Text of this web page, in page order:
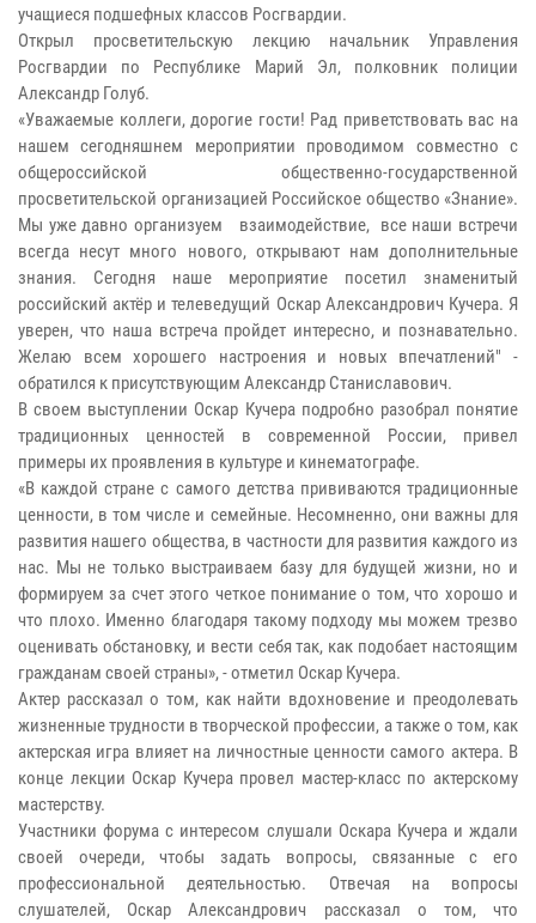
учащиеся подшефных классов Росгвардии.
Открыл просветительскую лекцию начальник Управления
Росгвардии по Республике Марий Эл, полковник полиции
Александр Голуб.
«Уважаемые коллеги, дорогие гости! Рад приветствовать вас на
нашем сегодняшнем мероприятии проводимом совместно с
общероссийской общественно-государственной
просветительской организацией Российское общество «Знание».
Мы уже давно организуем взаимодействие, все наши встречи
всегда несут много нового, открывают нам дополнительные
знания. Сегодня наше мероприятие посетил знаменитый
российский актёр и телеведущий Оскар Александрович Кучера. Я
уверен, что наша встреча пройдет интересно, и познавательно.
Желаю всем хорошего настроения и новых впечатлений" -
обратился к присутствующим Александр Станиславович.
В своем выступлении Оскар Кучера подробно разобрал понятие
традиционных ценностей в современной России, привел
примеры их проявления в культуре и кинематографе.
«В каждой стране с самого детства прививаются традиционные
ценности, в том числе и семейные. Несомненно, они важны для
развития нашего общества, в частности для развития каждого из
нас. Мы не только выстраиваем базу для будущей жизни, но и
формируем за счет этого четкое понимание о том, что хорошо и
что плохо. Именно благодаря такому подходу мы можем трезво
оценивать обстановку, и вести себя так, как подобает настоящим
гражданам своей страны», - отметил Оскар Кучера.
Актер рассказал о том, как найти вдохновение и преодолевать
жизненные трудности в творческой профессии, а также о том, как
актерская игра влияет на личностные ценности самого актера. В
конце лекции Оскар Кучера провел мастер-класс по актерскому
мастерству.
Участники форума с интересом слушали Оскара Кучера и ждали
своей очереди, чтобы задать вопросы, связанные с его
профессиональной деятельностью. Отвечая на вопросы
слушателей, Оскар Александрович рассказал о том, что